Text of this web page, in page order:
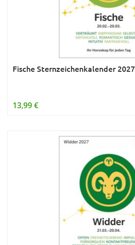
Fische Sternzeichenkalender 2027
13,99 €